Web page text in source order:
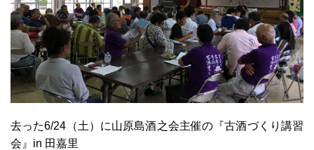
去った6/24（土）に山原島酒之会主催の 『古酒づくり講習
会』in 田嘉里